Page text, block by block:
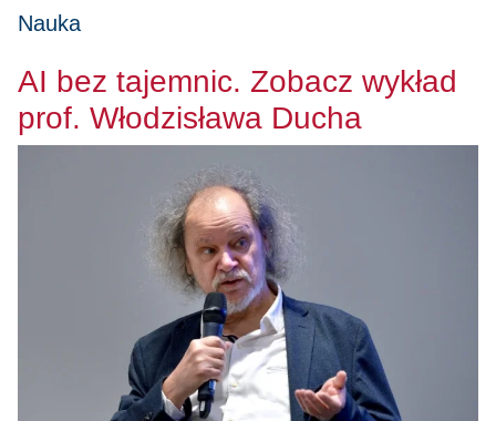
Nauka
AI bez tajemnic. Zobacz wykład
prof. Włodzisława Ducha